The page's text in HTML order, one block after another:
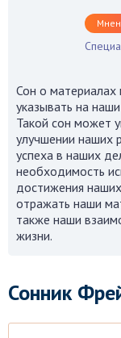
Сон о материалах
указывать на
Такой сон может
улучшении наших
успеха в наших
необходимость
достижения
отражать наши
также наши
жизни.
Сонник